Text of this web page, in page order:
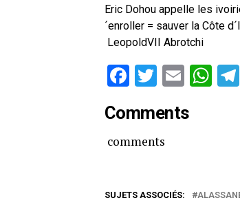
Eric Dohou appelle les
´enroller = sauver la Côte
LeopoldVII Abrotchi
Facebook
Twitter
Email
Comments
comments
SUJETS ASSOCIÉS: